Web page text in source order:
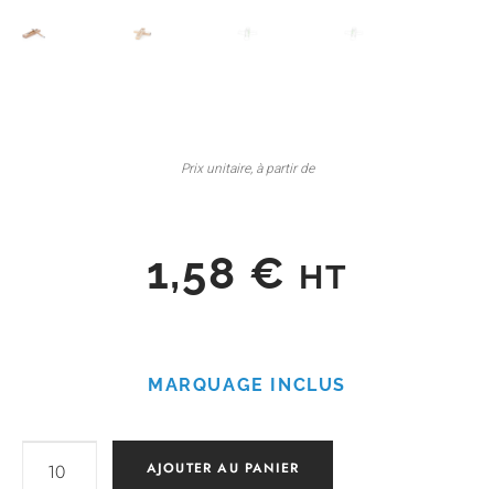
Prix unitaire, à partir de
1,58 € HT
MARQUAGE INCLUS
AJOUTER AU PANIER